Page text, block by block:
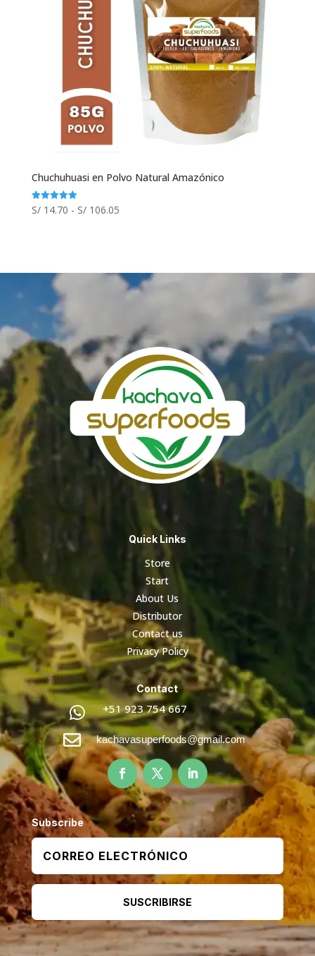
Chuchuhuasi en Polvo Natural Amazónico
Valorado
con
S/14.70 - S/106.05Rango
S/ 14.70
hasta
Quick Links
Store
Start
About Us
Distributor
Contact us
Privacy Policy
Contact
 +51 923 754 667
 kachavasuperfoods@gmail.com
Subscribe
SUSCRIBIRSE